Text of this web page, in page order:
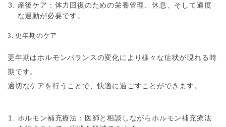
産後ケア ：体力回復のための栄養管理、休息、そして適度
な運動が必要です。
3. 更年期のケア
更年期はホルモンバランスの変化により様々な症状が現れる時
期です。
適切なケアを行うことで、快適に過ごすことができます。
ホルモン補充療法 ：医師と相談しながらホルモン補充療法